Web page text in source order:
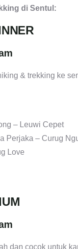
di Sentul:
& trekking ke
– Leuwi Cepet
Perjaka – Curug
Love
dan cocok untuk